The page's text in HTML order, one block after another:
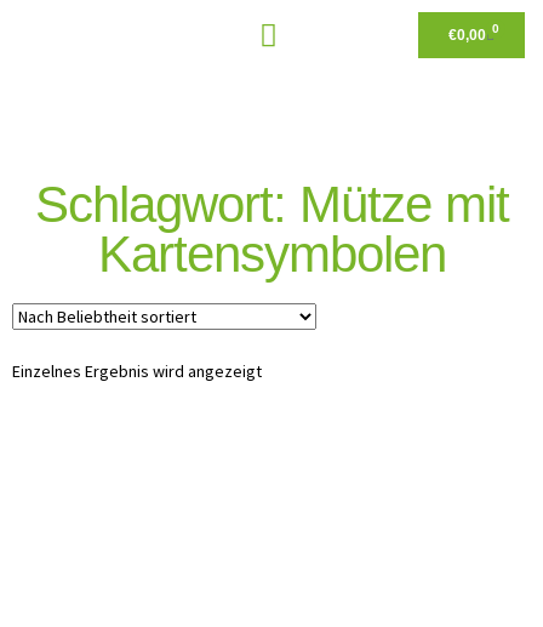
€0,00 0
Schlagwort: Mütze mit
Kartensymbolen
Einzelnes Ergebnis wird angezeigt